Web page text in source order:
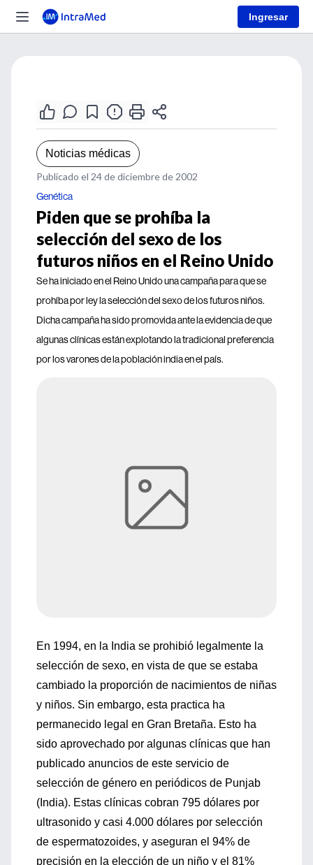
Ingresar
Noticias médicas
Publicado el 24 de diciembre de 2002
Genética
Piden que se prohíba la
selección del sexo de los
futuros niños en el Reino Unido
Se ha iniciado en el Reino Unido una campaña para que se
prohíba por ley la selección del sexo de los futuros niños.
Dicha campaña ha sido promovida ante la evidencia de que
algunas clínicas están explotando la tradicional preferencia
por los varones de la población india en el país.
En 1994, en la India se prohibió legalmente la
selección de sexo, en vista de que se estaba
cambiado la proporción de nacimientos de niñas
y niños. Sin embargo, esta practica ha
permanecido legal en Gran Bretaña. Esto ha
sido aprovechado por algunas clínicas que han
publicado anuncios de este servicio de
selección de género en periódicos de Punjab
(India). Estas clínicas cobran 795 dólares por
ultrasonido y casi 4.000 dólares por selección
de espermatozoides, y aseguran el 94% de
precisión en la elección de un niño y el 81%